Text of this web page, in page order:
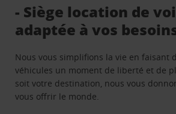
- Siège location de
adaptée à vos
Nous vous simplifions la vie en faisant
véhicules un moment de liberté et de
soit votre destination, nous vous
vous offrir le monde.